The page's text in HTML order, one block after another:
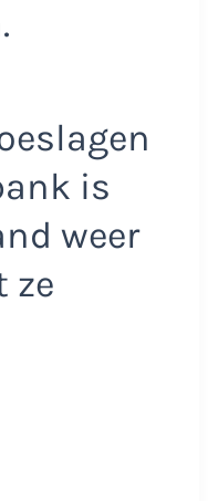
is
weer
ze